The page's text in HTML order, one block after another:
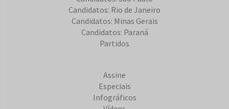
Candidatos: Rio de Janeiro
Candidatos: Minas Gerais
Candidatos: Paraná
Partidos
Assine
Especiais
Infográficos